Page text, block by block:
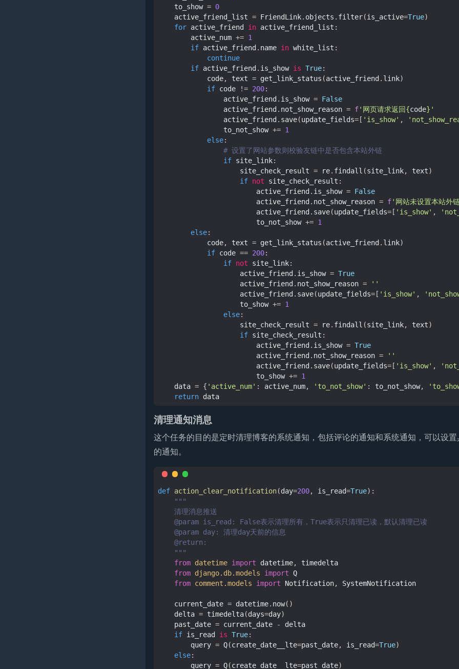
to_show = 0
active_friend_list = FriendLink. objects . filter(is_active=True)
for active_friend in active_friend_list :
active_num += 1
if active_friend . name in white_list :
continue
if active_friend . is_show is True:
code, text = get_link_status (active_friend . link)
if code != 200:
active_friend . is_show = False
active_friend . not_show_reason = f'网页请求返回{code} '
active_friend . save(update_fields=[ 'is_show' ,
to_not_show += 1
else:
# 设置了网站参数则校验友链中是否包含本站外链
if site_link:
site_check_result = re. findall (site_link, text)
if not site_check_result :
active_friend . is_show = False
active_friend . not_show_reason = f'网站未设置本站外
active_friend . save(update_fields=[ 'is_show' ,
to_not_show += 1
else:
code, text = get_link_status (active_friend . link)
if code == 200:
if not site_link:
active_friend . is_show = True
active_friend . not_show_reason =
''
active_friend . save(update_fields=[ 'is_show' ,
to_show += 1
else:
site_check_result = re. findall (site_link, text)
if site_check_result :
active_friend . is_show = True
active_friend . not_show_reason =
''
active_friend . save(update_fields=[ 'is_show' ,
to_show += 1
data = { 'active_num' : active_num, 'to_not_show' : to_not_show,
return data
清理通知消息
这个任务的目的是定时清理博客的系统通知，包括评论的通知和系统通知，可以设
的通知。
def action_clear_notification(day=200, is_read=True):
"""
    清理消息推送
    @param is_read: False表示清理所有，True表示只清理已读，默认清理已读
    @param day: 清理day天前的信息
    @return:
    """
from datetime import datetime,
timedelta
from django.db.models import Q
from comment.models import Notification, SystemNotification
current_date = datetime. now()
delta = timedelta(days=day)
past_date = current_date -
delta
if is_read is True:
query = Q(create_date__lte=past_date, is_read=True)
else:
query = Q(create_date__lte=past_date)